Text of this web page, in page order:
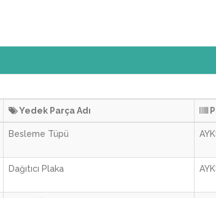
Yedek Parça Adı
Besleme Tüpü
Dağıtıcı Plaka